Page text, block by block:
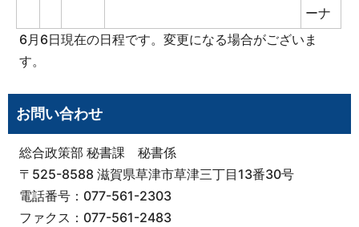
ーナ
6月6日現在の日程です。変更になる場合がございま
す。
お問い合わせ
総合政策部 秘書課 秘書係
〒525-8588 滋賀県草津市草津三丁目13番30号
電話番号：077-561-2303
ファクス：077-561-2483